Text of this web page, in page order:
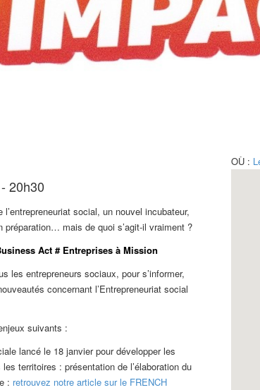
20h30
social, un nouvel incubateur,
mais de quoi s’agit-il vraiment ?
Act # Entreprises à Mission
les entrepreneurs sociaux, pour s’informer,
concernant l’Entrepreneuriat social
suivants :
lancé le 18 janvier pour développer les
territoires : présentation de l’élaboration du
: retrouvez notre article sur le FRENCH
OÙ :